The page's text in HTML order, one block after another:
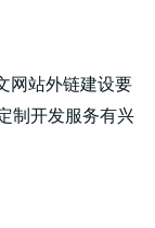
站外链建设要
制开发服务有兴